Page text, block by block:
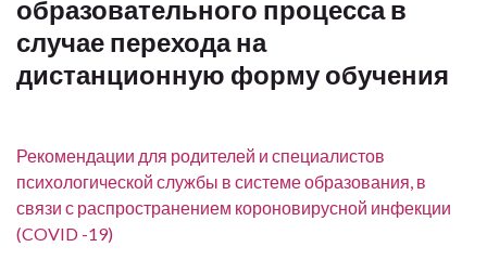
образовательного процесса в
случае перехода на
дистанционную форму обучения
Рекомендации для родителей и специалистов
психологической службы в системе образования, в
связи с распространением короновирусной инфекции
(COVID -19)